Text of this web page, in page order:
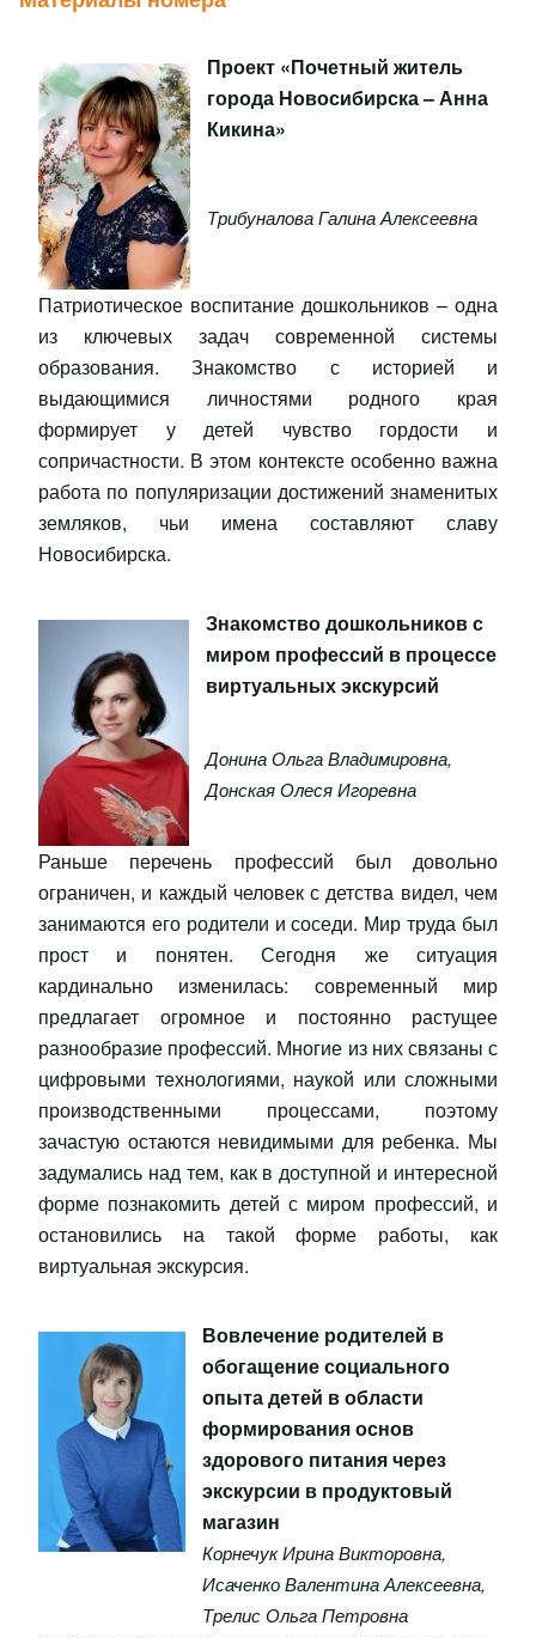
Проект «Почетный житель
города Новосибирска – Анна
Кикина»
Трибуналова Галина Алексеевна
Патриотическое воспитание дошкольников – одна
из ключевых задач современной системы
образования. Знакомство с историей и
выдающимися личностями родного края
формирует у детей чувство гордости и
сопричастности. В этом контексте особенно важна
работа по популяризации достижений знаменитых
земляков, чьи имена составляют славу
Новосибирска.
Знакомство дошкольников с
миром профессий в процессе
виртуальных экскурсий
Донина Ольга Владимировна,
Донская Олеся Игоревна
Раньше перечень профессий был довольно
ограничен, и каждый человек с детства видел, чем
занимаются его родители и соседи. Мир труда был
прост и понятен. Сегодня же ситуация
кардинально изменилась: современный мир
предлагает огромное и постоянно растущее
разнообразие профессий. Многие из них связаны с
цифровыми технологиями, наукой или сложными
производственными процессами, поэтому
зачастую остаются невидимыми для ребенка. Мы
задумались над тем, как в доступной и интересной
форме познакомить детей с миром профессий, и
остановились на такой форме работы, как
виртуальная экскурсия.
Вовлечение родителей в
обогащение социального
опыта детей в области
формирования основ
здорового питания через
экскурсии в продуктовый
магазин
Корнечук Ирина Викторовна,
Исаченко Валентина Алексеевна,
Трелис Ольга Петровна